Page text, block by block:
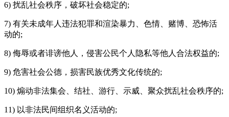
6) 扰乱社会秩序，破坏社会稳定的;
7) 有关未成年人违法犯罪和渲染暴力、色情、赌博、恐怖活
动的;
8) 侮辱或者诽谤他人，侵害公民个人隐私等他人合法权益的;
9) 危害社会公德，损害民族优秀文化传统的;
10) 煽动非法集会、结社、游行、示威、聚众扰乱社会秩序的;
11) 以非法民间组织名义活动的;